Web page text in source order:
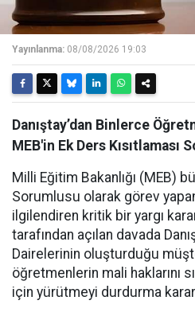
Yayınlanma: 08/08/2026 19:03
Danıştay’dan Binlerce
MEB'in Ek Ders Kısıtlaması
Milli Eğitim Bakanlığı (MEB)
Sorumlusu olarak görev
ilgilendiren kritik bir yargı
tarafından açılan davada
Dairelerinin oluşturduğu
öğretmenlerin mali haklarını
için yürütmeyi durdurma